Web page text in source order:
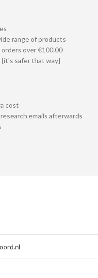
range of products
over €100.00
safer that way]
cost
emails afterwards